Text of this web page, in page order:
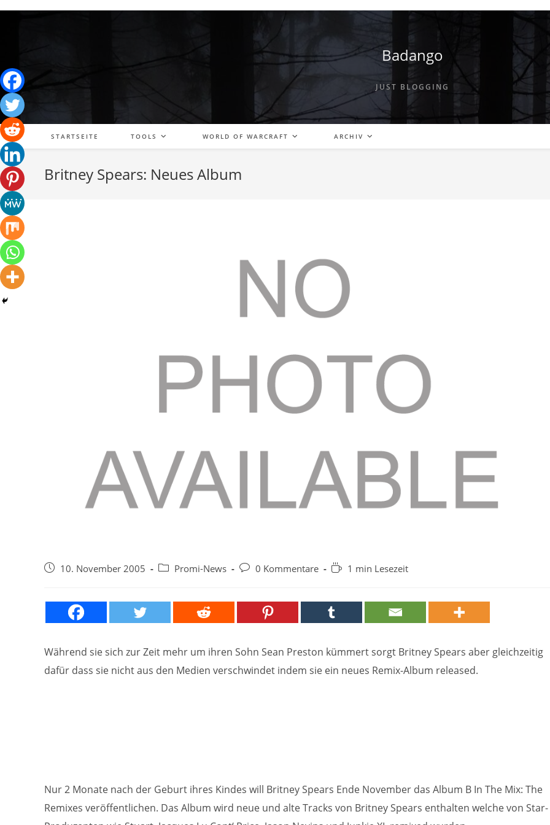
Badango
JUST BLOGGING
STARTSEITE TOOLS WORLD OF WARCRAFT ARCHIV
Britney Spears: Neues Album
Beitrag10. November 2005
Beitrags-
Promi-News
Beitrags-
0 Kommentare Lesedauer:
1 min Lesezeit
Während sie sich zur Zeit mehr um ihren Sohn Sean Preston kümmert sorgt Britney Spears aber gleichzeitig
dafür dass sie nicht aus den Medien verschwindet indem sie ein neues Remix-Album released.
Nur 2 Monate nach der Geburt ihres Kindes will Britney Spears Ende November das Album B In The Mix: The
Remixes veröffentlichen. Das Album wird neue und alte Tracks von Britney Spears enthalten welche von Star-